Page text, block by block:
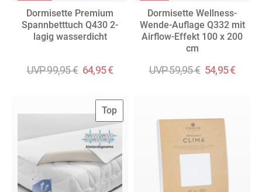
Dormisette Premium
Spannbetttuch Q430 2-
lagig wasserdicht
UVP 99,95 € 64,95 €
Dormisette Wellness-
Wende-Auflage Q332 mit
Airflow-Effekt 100 x 200
cm
UVP 59,95 € 54,95 €
Top